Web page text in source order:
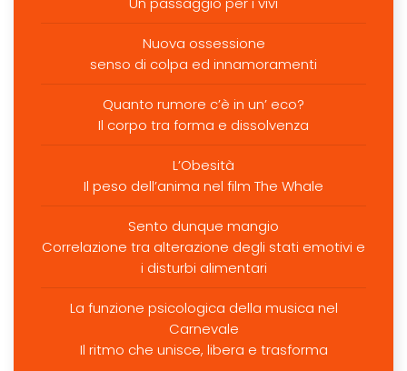
Nuova ossessione
senso di colpa ed innamoramenti
Quanto rumore c’è in un’ eco?
Il corpo tra forma e dissolvenza
L’Obesità
Il peso dell’anima nel film The Whale
Sento dunque mangio
Correlazione tra alterazione degli stati emotivi e
i disturbi alimentari
La funzione psicologica della musica nel
Carnevale
Il ritmo che unisce, libera e trasforma